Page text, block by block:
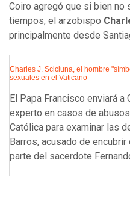
Coiro agregó que si bien
tiempos, el arzobispo
principalmente desde
Charles J. Scicluna, el hombre
sexuales en el Vaticano
El Papa Francisco enviará
experto en casos de
Católica para examinar las
Barros, acusado de
parte del sacerdote